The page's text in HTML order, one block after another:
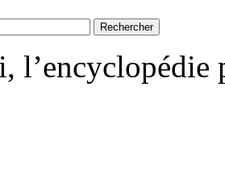
l’encyclopédie